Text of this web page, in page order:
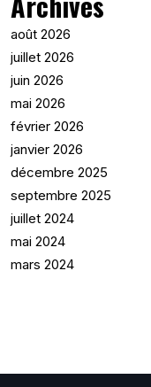
août 2026
juillet 2026
juin 2026
mai 2026
février 2026
janvier 2026
décembre 2025
septembre 2025
juillet 2024
mai 2024
mars 2024